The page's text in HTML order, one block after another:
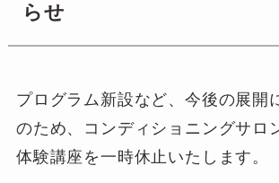
らせ
プログラム新設など、今後の展開
のため、コンディショニングサロ
体験講座を一時休止いたします。